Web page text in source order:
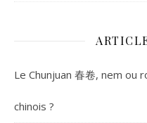
Le Chunjuan 春卷, nem ou
chinois ?